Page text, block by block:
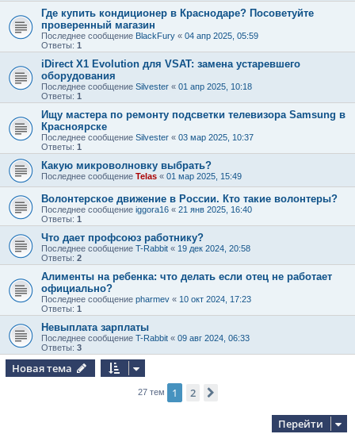
Где купить кондиционер в Краснодаре? Посоветуйте
проверенный магазин
Последнее сообщение BlackFury « 04 апр 2025, 05:59
Ответы: 1
iDirect X1 Evolution для VSAT: замена устаревшего
оборудования
Последнее сообщение Silvester « 01 апр 2025, 10:18
Ответы: 1
Ищу мастера по ремонту подсветки телевизора Samsung в
Красноярске
Последнее сообщение Silvester « 03 мар 2025, 10:37
Ответы: 1
Какую микроволновку выбрать?
Последнее сообщение Telas « 01 мар 2025, 15:49
Волонтерское движение в России. Кто такие волонтеры?
Последнее сообщение iggora16 « 21 янв 2025, 16:40
Ответы: 1
Что дает профсоюз работнику?
Последнее сообщение T-Rabbit « 19 дек 2024, 20:58
Ответы: 2
Алименты на ребенка: что делать если отец не работает
официально?
Последнее сообщение pharmev « 10 окт 2024, 17:23
Ответы: 1
Невыплата зарплаты
Последнее сообщение T-Rabbit « 09 авг 2024, 06:33
Ответы: 3
Новая тема
27 тем 1 2
Перейти